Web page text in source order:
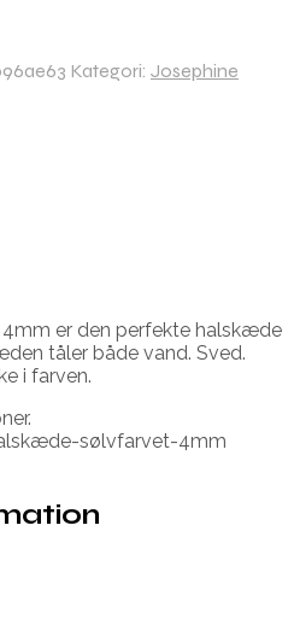
Kategori: Josephine
er den perfekte halskæde
tåler både vand. Sved.
i farven.
sølvfarvet-4mm